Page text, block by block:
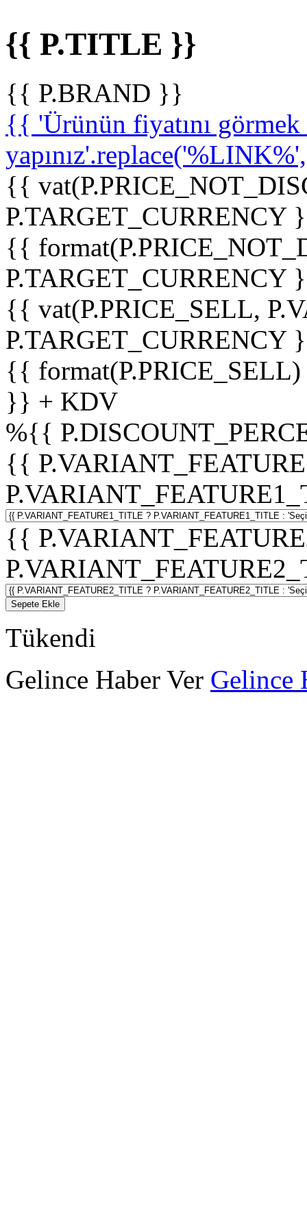
{{ P.TITLE }}
{{ P.BRAND }}
{{ 'Ürünün fiyatını
{{
P.TARGET_CURRENCY
{{
P.TARGET_CURRENCY
{{ vat(P.PRICE_SELL,
P.TARGET_CURRENCY
{{
}} + KDV
%{{
{{
{{
Sepete Ekle
Tükendi
Gelince Haber Ver Gelince